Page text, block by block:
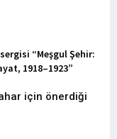
“Meşgul Şehir:
1918–1923”
için önerdiği